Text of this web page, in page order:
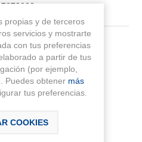
7278003
propias y de terceros
servicios y mostrarte
con tus preferencias
a partir de tus
(por ejemplo,
Puedes obtener más
tus preferencias.
COOKIES